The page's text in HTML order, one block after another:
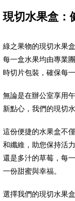
現切水果盒：
綠之果物的現切水果
每一盒水果均由專業
時切片包裝，確保每
無論是在辦公室享用
新點心，我們的現切
這份便捷的水果盒不
和纖維，助您保持活
還是多汁的草莓，每
一份甜蜜與幸福。
選擇我們的現切水果